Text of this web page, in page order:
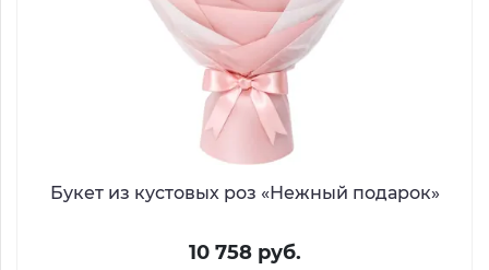
Букет из кустовых роз «Нежный подарок»
10 758 руб.